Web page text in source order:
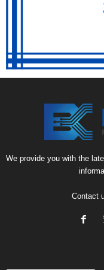
We provide you with the
Contact